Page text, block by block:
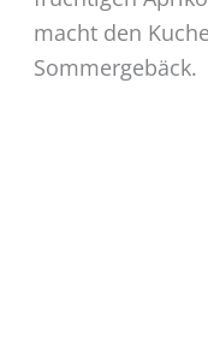
macht den
Sommergebäck.